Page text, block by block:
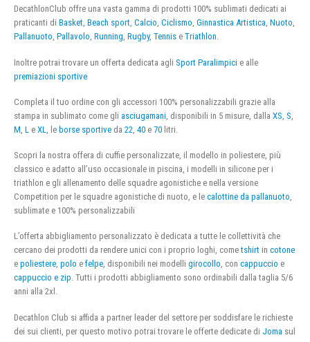
DecathlonClub offre una vasta gamma di prodotti 100% sublimati dedicati ai
praticanti di Basket, Beach sport, Calcio, Ciclismo, Ginnastica Artistica, Nuoto,
Pallanuoto, Pallavolo, Running, Rugby, Tennis e Triathlon.
Inoltre potrai trovare un offerta dedicata agli Sport Paralimpici e alle
premiazioni sportive
Completa il tuo ordine con gli accessori 100% personalizzabili grazie alla
stampa in sublimato come gli asciugamani , disponibili in 5 misure, dalla XS S
M L e XL , le borse sportive da 22 40 e 70 litri.
Scopri la nostra offera di cuffie personalizzate, il modello in poliestere, più
classico e adatto all’uso occasionale in piscina, i modelli in silicone per i
triathlon e gli allenamento delle squadre agonistiche e nella versione
Competition per le squadre agonistiche di nuoto, e le calottine da pallanuoto,
sublimate e 100% personalizzabili
L’offerta abbigliamento personalizzato è dedicata a tutte le collettività che
cercano dei prodotti da rendere unici con i proprio loghi, cometshirt in cotone
e poliestere, polo e felpe, disponibili nei modelli girocollo, con cappuccio e
cappuccio e zip. Tutti i prodotti abbigliamento sono ordinabili dalla taglia 5/6
anni alla 2xl.
Decathlon Club si affida a partner leader del settore per soddisfare le richieste
dei sui clienti, per questo motivo potrai trovare le offerte dedicate di Joma sul